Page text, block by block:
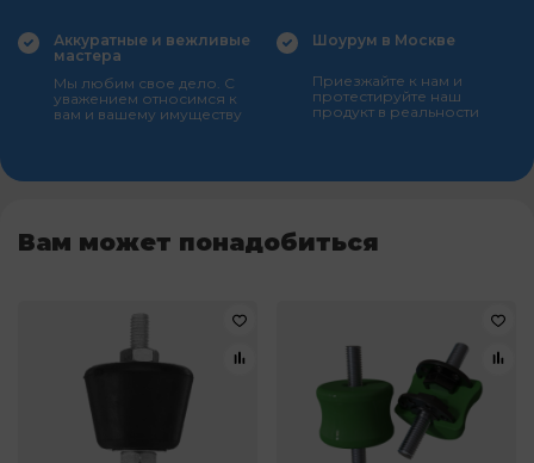
Аккуратные и вежливые
мастера
Мы любим свое дело. С
уважением относимся к
вам и вашему имуществу
Шоурум в Москве
Приезжайте к нам и
протестируйте наш
продукт в реальности
Вам может понадобиться